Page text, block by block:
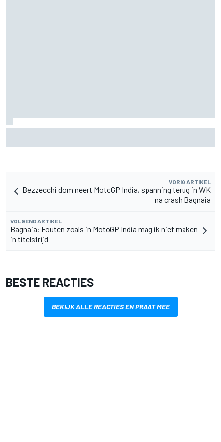
VORIG ARTIKEL
Bezzecchi domineert MotoGP India, spanning terug in WK
na crash Bagnaia
VOLGEND ARTIKEL
Bagnaia: Fouten zoals in MotoGP India mag ik niet maken
in titelstrijd
BESTE REACTIES
BEKIJK ALLE REACTIES EN PRAAT MEE